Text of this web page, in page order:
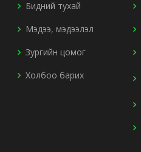
Бидний тухай
Мэдээ, мэдээлэл
Зургийн цомог
Холбоо барих